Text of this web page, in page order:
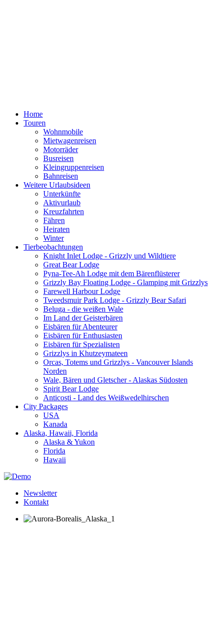
Home
Touren
Wohnmobile
Mietwagenreisen
Motorräder
Busreisen
Kleingruppenreisen
Bahnreisen
Weitere Urlaubsideen
Unterkünfte
Aktivurlaub
Kreuzfahrten
Fähren
Heiraten
Winter
Tierbeobachtungen
Knight Inlet Lodge - Grizzly und Wildtiere
Great Bear Lodge
Pyna-Tee-Ah Lodge mit dem Bärenflüsterer
Grizzly Bay Floating Lodge - Glamping mit Grizzlys
Farewell Harbour Lodge
Tweedsmuir Park Lodge - Grizzly Bear Safari
Beluga - die weißen Wale
Im Land der Geisterbären
Eisbären für Abenteurer
Eisbären für Enthusiasten
Eisbären für Spezialisten
Grizzlys in Khutzeymateen
Orcas, Totems und Grizzlys - Vancouver Islands
Norden
Wale, Bären und Gletscher - Alaskas Südosten
Spirit Bear Lodge
Anticosti - Land des Weißwedelhirschen
City Packages
USA
Kanada
Alaska, Hawaii, Florida
Alaska & Yukon
Florida
Hawaii
Newsletter
Kontakt